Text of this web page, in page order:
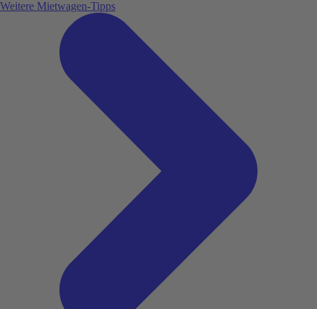
Weitere Mietwagen-Tipps